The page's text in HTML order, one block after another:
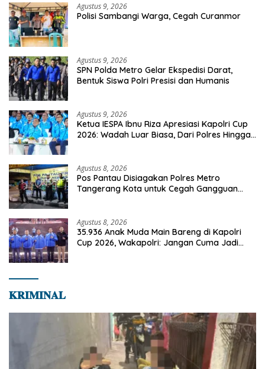
Agustus 9, 2026
Polisi Sambangi Warga, Cegah Curanmor
Agustus 9, 2026
SPN Polda Metro Gelar Ekspedisi Darat,
Bentuk Siswa Polri Presisi dan Humanis
Agustus 9, 2026
Ketua IESPA Ibnu Riza Apresiasi Kapolri Cup
2026: Wadah Luar Biasa, Dari Polres Hingga
Agustus 8, 2026
Pos Pantau Disiagakan Polres Metro
Tangerang Kota untuk Cegah Gangguan
Agustus 8, 2026
35.936 Anak Muda Main Bareng di Kapolri
Cup 2026, Wakapolri: Jangan Cuma Jadi
𝐊𝐑𝐈𝐌𝐈𝐍𝐀𝐋